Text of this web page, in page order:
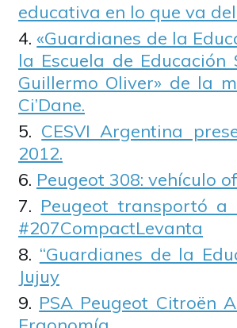
educativa en lo que va
«Guardianes de la
la Escuela de Educación
Guillermo Oliver» de la
Ci’Dane.
CESVI Argentina
2012.
Peugeot 308: vehículo
Peugeot transportó a
#207CompactLevanta
“Guardianes de la
Jujuy
PSA Peugeot Citroën